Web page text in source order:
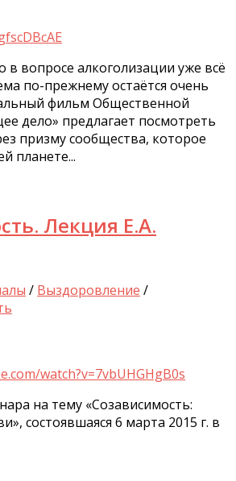
в вопросе алкоголизации уже всё
по-прежнему остаётся очень
фильм Общественной
дело» предлагает посмотреть
призму сообщества, которое
планете...
Лекция Е.А.
/ Выздоровление /
watch?v=7vbUHGHgB0s
на тему «Созависимость:
состоявшаяся 6 марта 2015 г. в